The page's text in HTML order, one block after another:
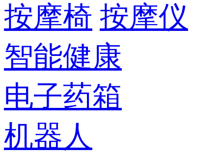
按摩椅 按摩仪
智能健康
电子药箱
机器人